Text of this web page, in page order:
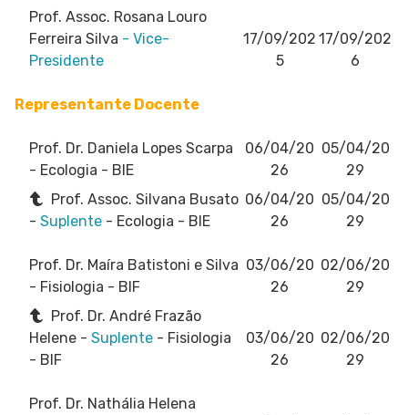
Prof. Assoc. Rosana Louro
Ferreira Silva - Vice-
Presidente
17/09/202
5
17/09/202
6
Representante Docente
Prof. Dr. Daniela Lopes Scarpa
- Ecologia - BIE
06/04/20
26
05/04/20
29
Prof. Assoc. Silvana Busato
- Suplente - Ecologia - BIE
06/04/20
26
05/04/20
29
Prof. Dr. Maíra Batistoni e Silva
- Fisiologia - BIF
03/06/20
26
02/06/20
29
Prof. Dr. André Frazão
Helene - Suplente - Fisiologia
- BIF
03/06/20
26
02/06/20
29
Prof. Dr. Nathália Helena